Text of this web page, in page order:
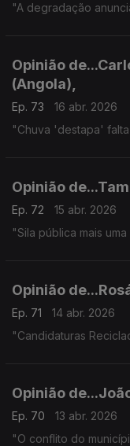
"A degradação
Opinião
(Angola),
Ep. 73
16 abr. 2026
"Chuva 'destapa'
Opinião
Ep. 72
15 abr. 2026
"Sila pública mais
Opinião
Ep. 71
14 abr. 2026
"Candidaturas
Opinião
Ep. 70
13 abr. 2026
"O conflito do